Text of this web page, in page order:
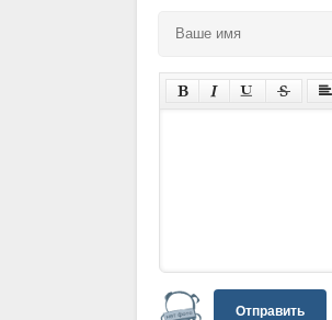
Отправить